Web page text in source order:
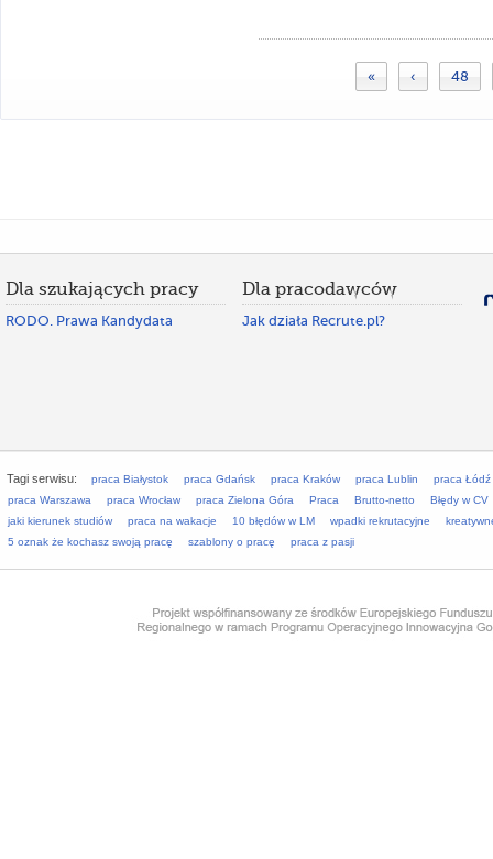
« ‹ 48
Dla szukających pracy
RODO. Prawa Kandydata
Dla pracodawców
Jak działa Recrute.pl?
Tagi serwisu: praca Białystok praca Gdańsk praca Kraków praca Lublin
praca Łódź
praca Warszawa
praca Wrocław praca Zielona Góra Praca Brutto-netto
Błędy w CV
jaki kierunek studiów
praca na wakacje 10 błędów w LM wpadki rekrutacyjne
5 oznak że kochasz swoją pracę
szablony o pracę praca z pasji